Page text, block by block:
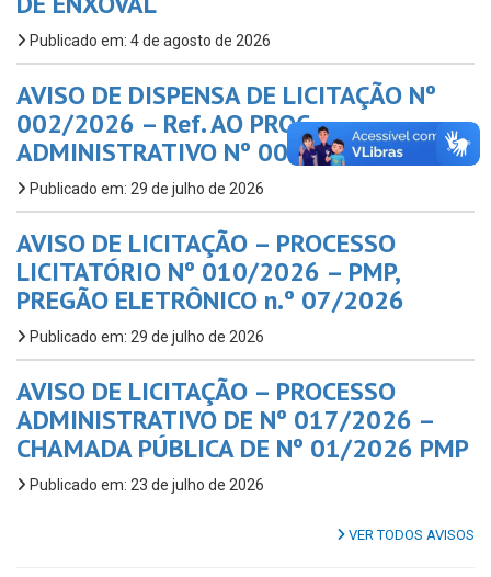
Publicado em: 4 de agosto de 2026
AVISO DE DISPENSA DE LICITAÇÃO Nº
002/2026 – Ref. AO PROC.
ADMINISTRATIVO Nº 002/2025 – FMAS
Publicado em: 29 de julho de 2026
AVISO DE LICITAÇÃO – PROCESSO
LICITATÓRIO Nº 010/2026 – PMP,
PREGÃO ELETRÔNICO n.º 07/2026
Publicado em: 29 de julho de 2026
AVISO DE LICITAÇÃO – PROCESSO
ADMINISTRATIVO DE Nº 017/2026 –
CHAMADA PÚBLICA DE Nº 01/2026 PMP
Publicado em: 23 de julho de 2026
VER TODOS AVISOS